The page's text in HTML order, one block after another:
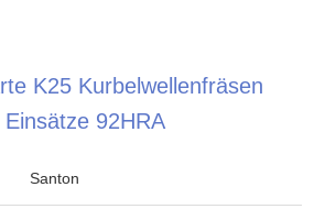
K25 Kurbelwellenfräsen
92HRA
Santon